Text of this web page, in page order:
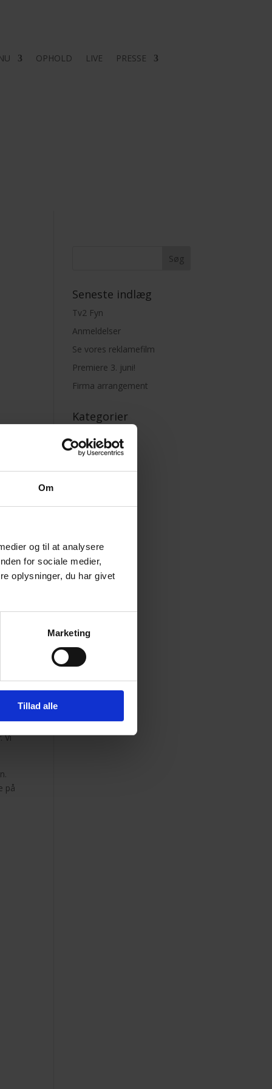
Om
og til at analysere
for sociale medier,
oplysninger, du har givet
Marketing
Tillad alle
OPHOLD LIVE
PRESSE
. Vi
på
Seneste indlæg
Tv2 Fyn
Anmeldelser
Se vores reklamefilm
Premiere 3. juni!
Firma arrangement
Kategorier
Nyheder
Presse